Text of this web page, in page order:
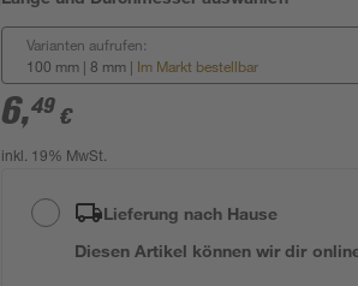
Varianten aufrufen:
100 mm | 8 mm | Im Markt bestellbar
6,49 €
inkl. 19% MwSt.
Lieferung nach Hause
Diesen Artikel können wir dir